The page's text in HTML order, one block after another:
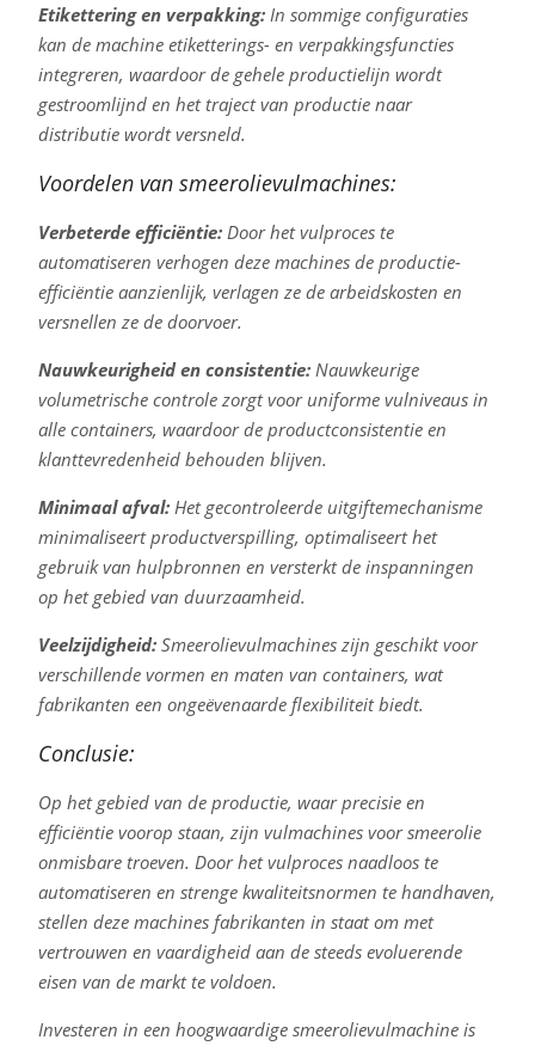
Etikettering en verpakking:In sommige configuraties
kan de machine etiketterings- en verpakkingsfuncties
integreren, waardoor de gehele productielijn wordt
gestroomlijnd en het traject van productie naar
distributie wordt versneld.
Voordelen van smeerolievulmachines:
Verbeterde efficiëntie:Door het vulproces te
automatiseren verhogen deze machines de productie-
efficiëntie aanzienlijk, verlagen ze de arbeidskosten en
versnellen ze de doorvoer.
Nauwkeurigheid en consistentie:Nauwkeurige
volumetrische controle zorgt voor uniforme vulniveaus in
alle containers, waardoor de productconsistentie en
klanttevredenheid behouden blijven.
Minimaal afval:Het gecontroleerde uitgiftemechanisme
minimaliseert productverspilling, optimaliseert het
gebruik van hulpbronnen en versterkt de inspanningen
op het gebied van duurzaamheid.
Veelzijdigheid:Smeerolievulmachines zijn geschikt voor
verschillende vormen en maten van containers, wat
fabrikanten een ongeëvenaarde flexibiliteit biedt.
Conclusie:
Op het gebied van de productie, waar precisie en
efficiëntie voorop staan, zijn vulmachines voor smeerolie
onmisbare troeven. Door het vulproces naadloos te
automatiseren en strenge kwaliteitsnormen te handhaven,
stellen deze machines fabrikanten in staat om met
vertrouwen en vaardigheid aan de steeds evoluerende
eisen van de markt te voldoen.
Investeren in een hoogwaardige smeerolievulmachine is